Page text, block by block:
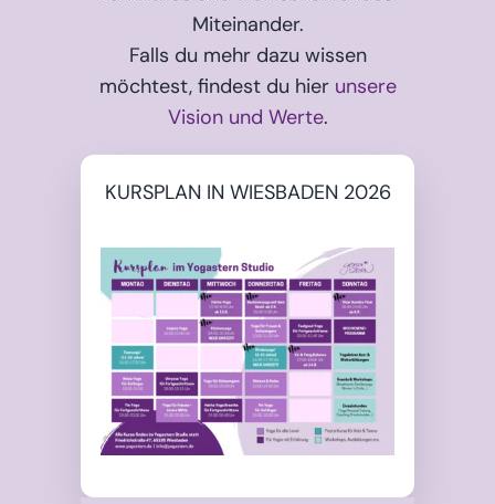
Miteinander.
Falls du mehr dazu wissen
möchtest, findest du hier unsere
Vision und Werte.
KURSPLAN IN WIESBADEN 2026